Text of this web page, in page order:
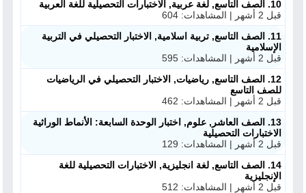
10. الصف التاسع, لغة عربية, الاختبارات التحصيلية للغة العربية
قبل 2 أشهر | المشاهدات: 604
11. الصف التاسع, تربية اسلامية, الاختبار التحصيلي في التربية
الإسلامية
قبل 2 أشهر | المشاهدات: 595
12. الصف التاسع, رياضيات, الاختبار التحصيلي في الرياضيات
للصف التاسع
قبل 2 أشهر | المشاهدات: 462
13. الصف العاشر, علوم, اختبار الوحدة السابعة: الأنماط الوراثية
الاختبارات التحصيلية
قبل 2 أشهر | المشاهدات: 129
14. الصف التاسع, لغة انجليزية, الاختبارات التحصيلية للغة
الإنجليزية
قبل 2 أشهر | المشاهدات: 512